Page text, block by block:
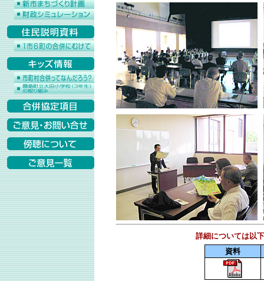
詳細については以
資料